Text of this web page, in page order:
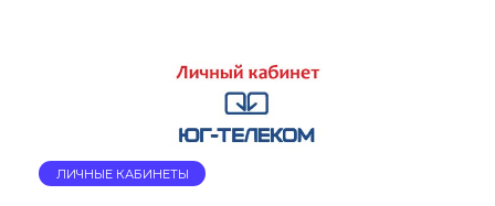
ЛИЧНЫЕ КАБИНЕТЫ